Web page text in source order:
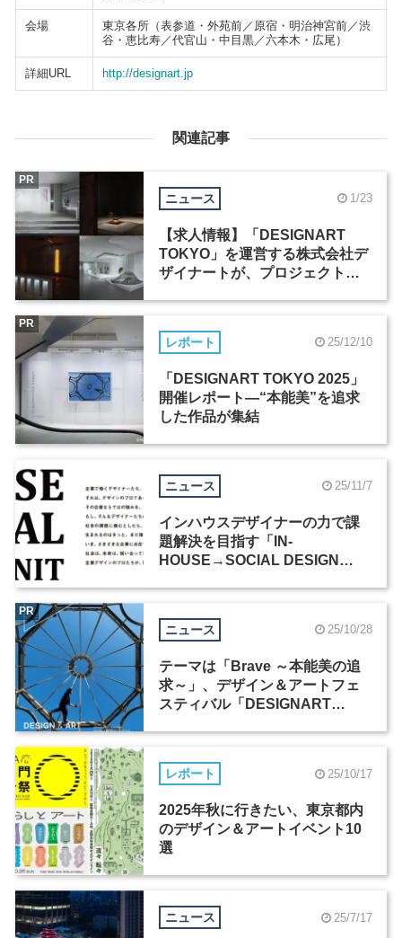
会場
東京各所（表参道・外苑前／原宿・明治神宮前／渋
谷・恵比寿／代官山・中目黒／六本木・広尾）
詳細URL http://designart.jp
関連記事
ニュース 1/23
【求人情報】「DESIGNART
TOKYO」を運営する株式会社デ
ザイナートが、プロジェクトマ
PR
レポート 25/12/10
「DESIGNART TOKYO 2025」
開催レポート―“本能美”を追求
した作品が集結
PR
ニュース 25/11/7
インハウスデザイナーの力で課
題解決を目指す「IN-
HOUSE→SOCIAL DESIGN
ニュース 25/10/28
テーマは「Brave ～本能美の追
求～」、デザイン＆アートフェ
スティバル「DESIGNART
PR
レポート 25/10/17
2025年秋に行きたい、東京都内
のデザイン＆アートイベント10
選
ニュース 25/7/17